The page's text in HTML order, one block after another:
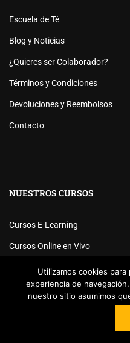
Escuela de Té
Blog y Noticias
¿Quieres ser Colaborador?
Términos y Condiciones
Devoluciones y Reembolsos
Contacto
NUESTROS CURSOS
Cursos E-Learning
Cursos Online en Vivo
Cursos Presenciales
Seminarios
Utilizamos cookies
experiencia de
nuestro sitio asumimos